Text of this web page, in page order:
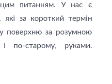
питанням. У нас є
які за короткий термін
поверхню за розумною
по-старому, руками.